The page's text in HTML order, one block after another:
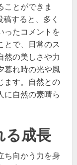
ことができま
すると、多く
ったコメントを
とで、日常のス
然の美しさや力
暮れ時の光や風
ます。自然との
に自然の素晴ら
る成長
ち向かう力を身